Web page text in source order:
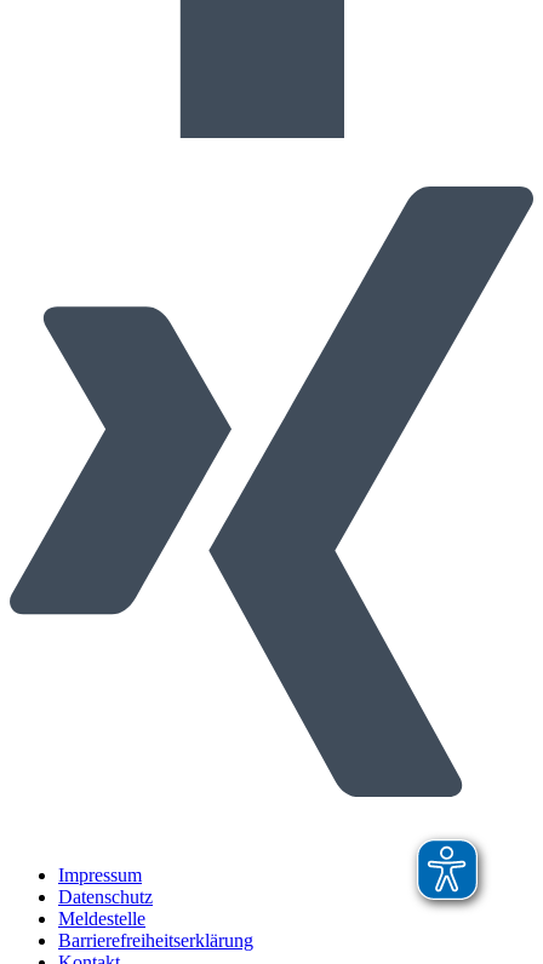
Impressum
Datenschutz
Meldestelle
Barrierefreiheitserklärung